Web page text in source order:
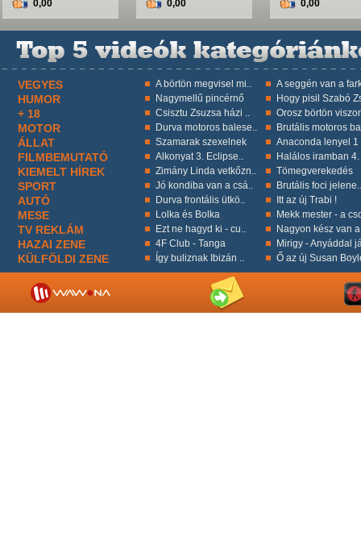
0,00
0,00
0,00
VEGYES A börtön megvisel mi.. A seggén van a
HUMOR Nagymellű pincérnő Hogy pisil Szabó
+ 18 Csisztu Zsuzsa házi .. Orosz börtön
MOTOR Durva motoros balese.. Brutális motoros
ÁLLAT Szamarak szexelnek Anaconda lenyel 1
FILMBEMUTATÓ Alkonyat 3. Eclipse.. Halálos iramban 4.
KIEMELT HÍREK Zimány Linda vetkőzn.. Tömegverekedés
SPORT Jó kondiba van a csá.. Brutális foci jelene..
AUTÓ Durva frontális ütkö.. Itt az új Trabi !
MESE Lolka és Bolka Mekk mester - a
TV REKLÁM Ezt ne hagyd ki - cu.. Nagyon kész van
HAZAI ZENE 4F Club - Tanga Mirigy - Anyáddal
KÜLFÖLDI ZENE Így buliznak Ibizán .. Ő az új Susan